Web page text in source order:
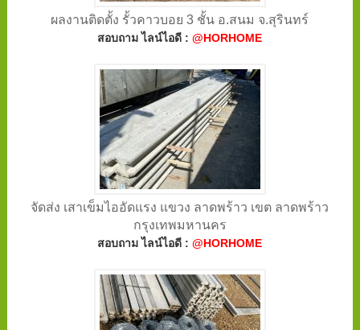
ผลงานติดตั้ง รั้วคาวบอย 3 ชั้น อ.สนม จ.สุรินทร์
สอบถาม ไลน์ไอดี :@HORHOME
จัดส่ง เสาเข็มไออัดแรง แขวง ลาดพร้าว เขต ลาดพร้าว
กรุงเทพมหานคร
สอบถาม ไลน์ไอดี :@HORHOME